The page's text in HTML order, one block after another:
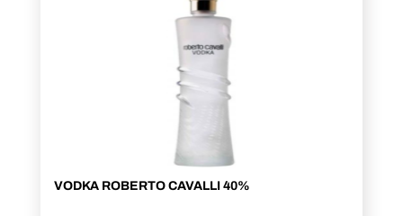
VODKA ROBERTO CAVALLI 40%